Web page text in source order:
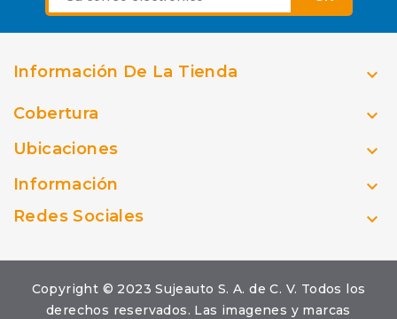
Información De La Tienda 
Cobertura 
Ubicaciones 
Información 
Redes Sociales 
Copyright © 2023 Sujeauto S. A. de C. V. Todos los
derechos reservados. Las imagenes y marcas